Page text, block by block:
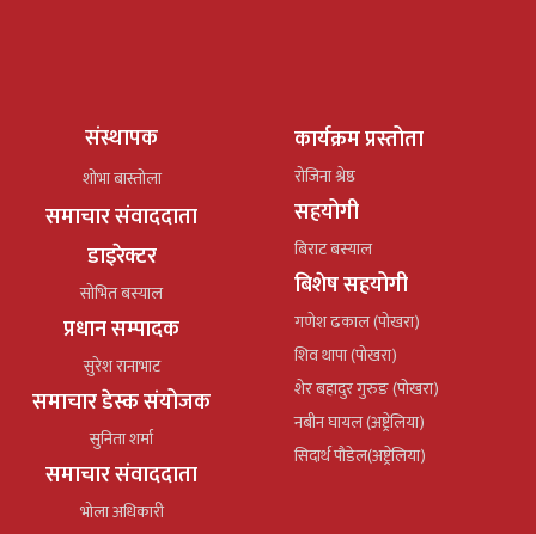
संस्थापक
शोभा बास्तोला
समाचार संवाददाता
डाइरेक्टर
सोभित बस्याल
प्रधान सम्पादक
सुरेश रानाभाट
समाचार डेस्क संयोजक
सुनिता शर्मा
समाचार संवाददाता
भोला अधिकारी
कार्यक्रम प्रस्तोता
रोजिना श्रेष्ठ
सहयोगी
बिराट बस्याल
बिशेष सहयोगी
गणेश ढकाल (पोखरा)
शिव थापा (पोखरा)
शेर बहादुर गुरुङ (पोखरा)
नबीन घायल (अष्ट्रेलिया)
सिदार्थ पौडेल(अष्ट्रेलिया)